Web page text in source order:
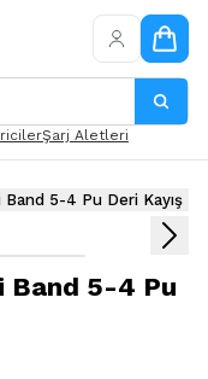
Şarj Aletleri
Mijobs Xiaomi Mi Band 5-4 Pu Deri
Band 5-4 Pu